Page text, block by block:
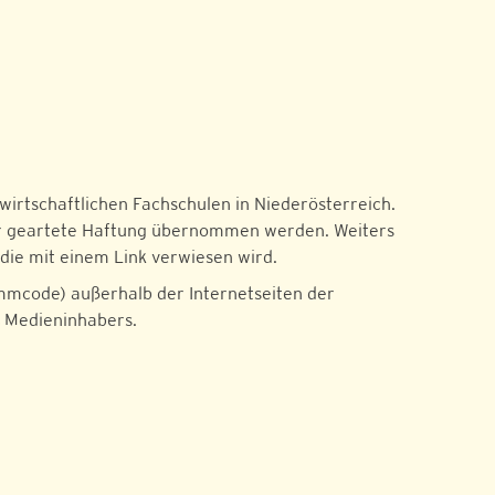
Fachschulen in Niederösterreich.
Haftung übernommen werden. Weiters
mit einem Link verwiesen wird.
außerhalb der Internetseiten der